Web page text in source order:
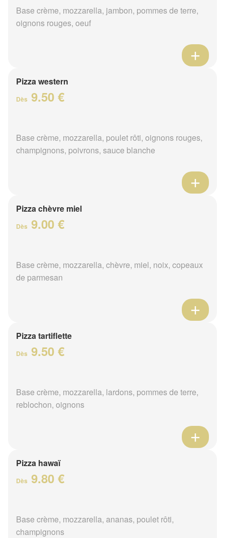
Base crème, mozzarella, jambon, pommes de terre,
oignons rouges, oeuf
Pizza western
Dès 9.50 €
Base crème, mozzarella, poulet rôti, oignons rouges,
champignons, poivrons, sauce blanche
Pizza chèvre miel
Dès 9.00 €
Base crème, mozzarella, chèvre, miel, noix, copeaux
de parmesan
Pizza tartiflette
Dès 9.50 €
Base crème, mozzarella, lardons, pommes de terre,
reblochon, oignons
Pizza hawaï
Dès 9.80 €
Base crème, mozzarella, ananas, poulet rôti,
champignons